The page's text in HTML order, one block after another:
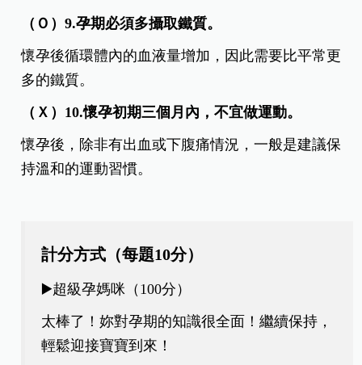
（Ｏ）9.孕期必須多攝取鐵質。
懷孕後循環體內的血液量增加，因此需要比平常更
多的鐵質。
（Ｘ）10.懷孕初期三個月內，不宜做運動。
懷孕後，除非有出血或下腹痛情況，一般是建議保
持溫和的運動習慣。
計分方式 （每題10分）
▶️超級孕媽咪（ 100分）
太棒了！妳對孕期的知識很全面！繼續保持，
輕鬆迎接寶寶到來！